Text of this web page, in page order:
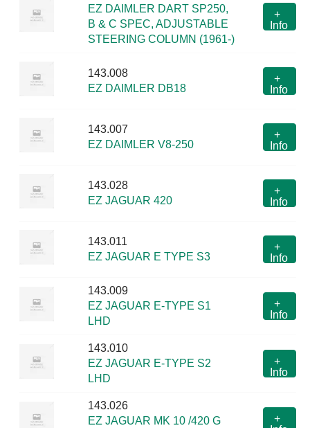
EZ DAIMLER DART SP250,
B & C SPEC, ADJUSTABLE
STEERING COLUMN (1961-)
+
Info
143.008
EZ DAIMLER DB18
+
Info
143.007
EZ DAIMLER V8-250
+
Info
143.028
EZ JAGUAR 420
+
Info
143.011
EZ JAGUAR E TYPE S3
+
Info
143.009
EZ JAGUAR E-TYPE S1
LHD
+
Info
143.010
EZ JAGUAR E-TYPE S2
LHD
+
Info
143.026
EZ JAGUAR MK 10 /420 G
+